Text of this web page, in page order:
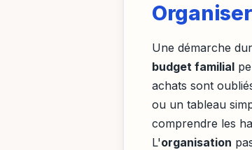
Une démarche
budget familial
achats sont
ou un tableau
comprendre les
L'organisation